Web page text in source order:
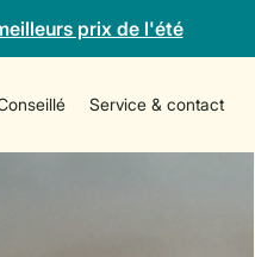
prix de l'été
Service & contact